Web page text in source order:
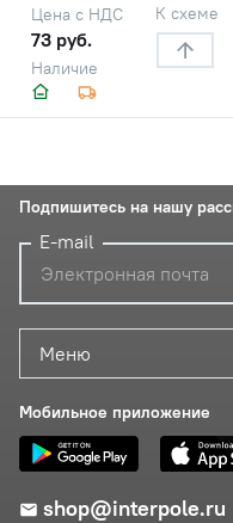
Наличие
Цена с НДС
73 руб.
К схеме
Меню
Мобильное приложение
shop@interpole.ru
Подпишитесь на нашу
E-mail